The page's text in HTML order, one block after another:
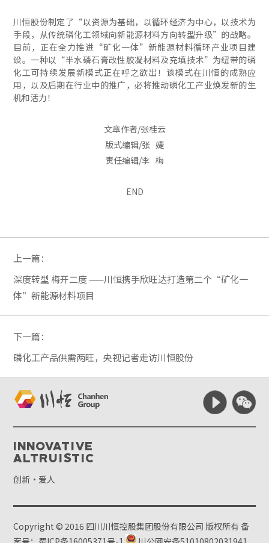
川恒股份制定了“以资源为基础，以循环经济为中心，以技术为
手段，从传统磷化工领域向新能源材料方向转型升级”的战略。
目前，正在全力推进“矿化一体”新能源材料循环产业项目建
设。一种以“半水磷石膏改性胶凝材料及充填技术”为纽带的磷
化工可持续发展新模式正在呼之欲出！该模式在川恒的成熟应
用，以及后期在行业中的推广，必将推动磷化工产业焕发新的生
机和活力！
文章作者/张桂云
版式编辑/张 婕
责任编辑/李 梅
END
上一篇：
深度转型 梅开二度 ——川恒携手欣旺达打造第二个“矿化一
体”新能源材料项目
下一篇：
磷化工产品供需两旺，央视记者走访川恒股份
Innovative
Altruistic
创新·爱人
Copyright © 2016 四川川恒控股集团股份有限公司 版权所有备